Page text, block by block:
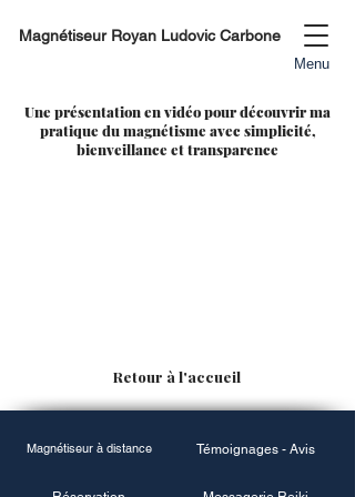
Magnétiseur Royan Ludovic Carbone
Menu
Une présentation en vidéo pour découvrir ma
pratique du magnétisme avec simplicité,
bienveillance et transparence
Retour à l'accueil
Magnétiseur à distance Témoignages - Avis